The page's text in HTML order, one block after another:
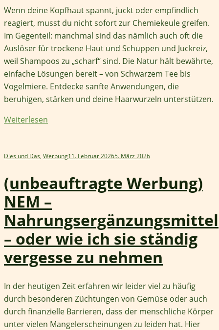
Wenn deine Kopfhaut spannt, juckt oder empfindlich
reagiert, musst du nicht sofort zur Chemiekeule greifen.
Im Gegenteil: manchmal sind das nämlich auch oft die
Auslöser für trockene Haut und Schuppen und Juckreiz,
weil Shampoos zu „scharf“ sind. Die Natur hält bewährte,
einfache Lösungen bereit – von Schwarzem Tee bis
Vogelmiere. Entdecke sanfte Anwendungen, die
beruhigen, stärken und deine Haarwurzeln unterstützen.
Weiterlesen
Dies und Das, Werbung11. Februar 20265. März 2026
(unbeauftragte Werbung)
NEM –
Nahrungsergänzungsmittel
– oder wie ich sie ständig
vergesse zu nehmen
In der heutigen Zeit erfahren wir leider viel zu häufig
durch besonderen Züchtungen von Gemüse oder auch
durch finanzielle Barrieren, dass der menschliche Körper
unter vielen Mangelerscheinungen zu leiden hat. Hier